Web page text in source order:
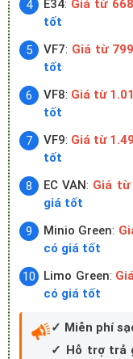
E34: Giá từ
tốt
VF7: Giá từ
tốt
VF8: Giá từ
tốt
VF9: Giá từ
tốt
EC VAN: Giá từ
giá tốt
Minio Green:
có giá tốt
Limo Green:
có giá tốt
✓ Miễn phí
✓ Hỗ trợ trả